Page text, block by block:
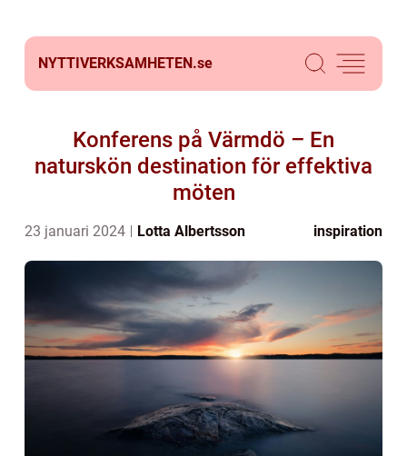
NYTTIVERKSAMHETEN.se
Konferens på Värmdö – En
naturskön destination för effektiva
möten
23 januari 2024 Lotta Albertsson inspiration